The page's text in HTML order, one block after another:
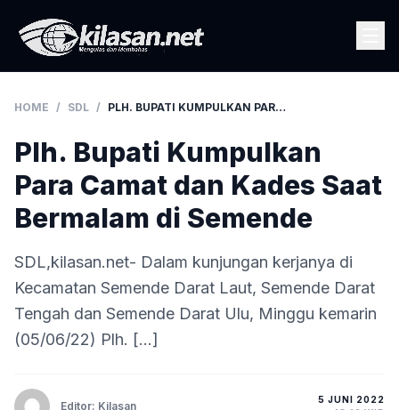
HOME / SDL / PLH. BUPATI KUMPULKAN PARA CAMAT DAN KADES SAAT BERMALAM DI SEMENDE
Plh. Bupati Kumpulkan
Para Camat dan Kades Saat
Bermalam di Semende
SDL,kilasan.net- Dalam kunjungan kerjanya di
Kecamatan Semende Darat Laut, Semende Darat
Tengah dan Semende Darat Ulu, Minggu kemarin
(05/06/22) Plh. […]
Editor: Kilasan
5 JUNI 2022